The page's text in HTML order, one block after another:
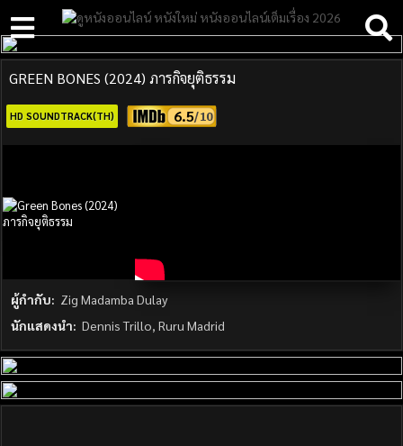
GREEN BONES (2024) ภารกิจยุติธรรม
HD SOUNDTRACK(TH) 6.5
ผู้กำกับ: Zig Madamba Dulay
นักแสดงนำ: Dennis Trillo, Ruru Madrid